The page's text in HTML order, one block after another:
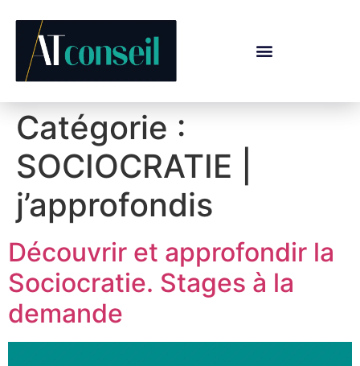
Catégorie :
SOCIOCRATIE |
j’approfondis
Découvrir et approfondir la
Sociocratie. Stages à la
demande